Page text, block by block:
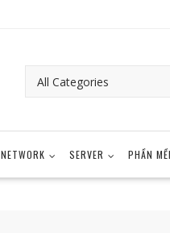
NETWORK SERVER PHẦN